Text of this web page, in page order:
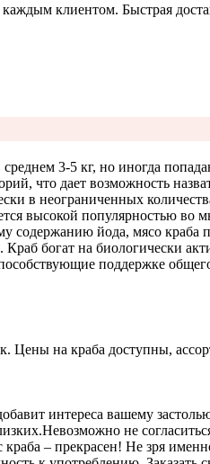
клиентом. Быстрая
3-5 кг, но иногда
что дает возможность
в неограниченных
высокой популярностью во
содержанию йода, мясо краба
богат на биологически
поддержке
Цены на краба доступны,
интереса вашему
Невозможно не
– прекрасен! Не зря